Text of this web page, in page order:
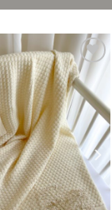
Mėgstamiausias